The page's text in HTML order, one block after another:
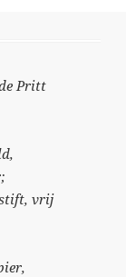
Pritt
vrij